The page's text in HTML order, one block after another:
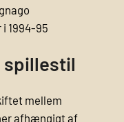
i 1994-95
spillestil
mellem
afhængigt af